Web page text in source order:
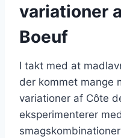
variationer
Boeuf
I takt med at
der kommet mange
variationer af Côte
eksperimenterer